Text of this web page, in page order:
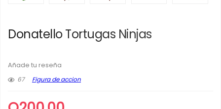
Donatello Tortugas Ninjas
Añade tu reseña
67
Figura de accion